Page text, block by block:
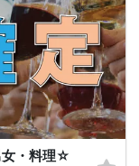
女・料理☆